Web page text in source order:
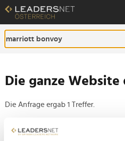
Zum
Inhalt
Zur
Fußzeilen-
Navigation
Die ganze Website
Die Anfrage ergab 1 Treffer.
Tipp